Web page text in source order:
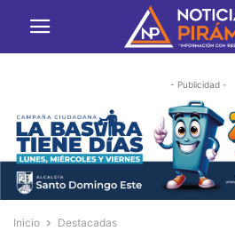
- Publicidad -
Inicio Destacadas